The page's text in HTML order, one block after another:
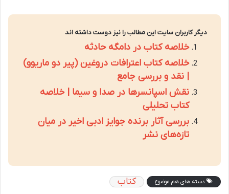
دیگر کاربران سایت این مطالب را نیز دوست داشته اند
خلاصه کتاب در دامگه حادثه
خلاصه کتاب اعترافات دروغین (پیر دو ماریوو)
| نقد و بررسی جامع
نقش اسپانسرها در صدا و سیما | خلاصه
کتاب تحلیلی
بررسی آثار برنده جوایز ادبی اخیر در میان
تازه‌های نشر
دسته های هم موضوع کتاب